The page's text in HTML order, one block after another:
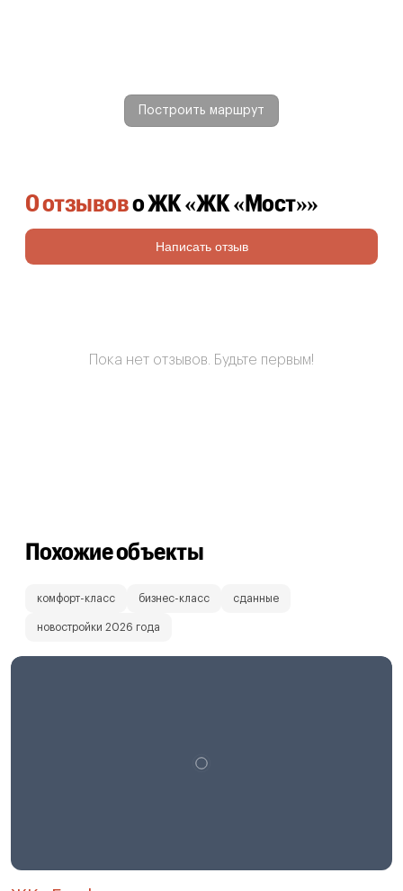
Построить маршрут
0 отзывово ЖК «ЖК «Мост»»
Написать отзыв
Пока нет отзывов. Будьте первым!
Похожие объекты
комфорт-класс бизнес-класс сданные
новостройки 2026 года